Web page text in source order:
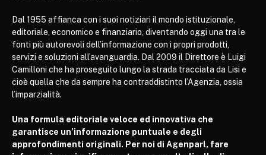
Dal 1955 affianca con i suoi notiziari il mondo istituzionale,
editoriale, economico e finanziario, diventando oggi una tra le
fonti più autorevoli dell’informazione con i propri prodotti,
servizi e soluzioni all’avanguardia. Dal 2009 il Direttore è Luigi
Camilloni che ha proseguito lungo la strada tracciata da Lisi e
cioè quella che da sempre ha contraddistinto l’Agenzia, ossia
l’imparzialità.
Una formula editoriale veloce ed innovativa che
garantisce un’informazione puntuale e degli
approfondimenti originali. Per noi di Agenparl, fare